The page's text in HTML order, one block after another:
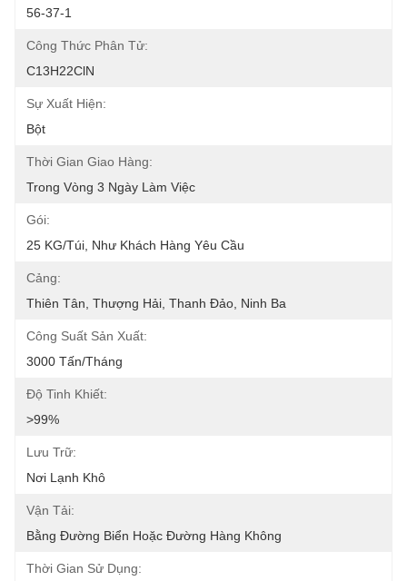
56-37-1
Công Thức Phân Tử:
C13H22ClN
Sự Xuất Hiện:
Bột
Thời Gian Giao Hàng:
Trong Vòng 3 Ngày Làm Việc
Gói:
25 KG/túi, Như Khách Hàng Yêu Cầu
Cảng:
Thiên Tân, Thượng Hải, Thanh Đảo, Ninh Ba
Công Suất Sản Xuất:
3000 Tấn/tháng
Độ Tinh Khiết:
>99%
Lưu Trữ:
Nơi Lạnh Khô
Vận Tải:
Bằng Đường Biển Hoặc Đường Hàng Không
Thời Gian Sử Dụng: